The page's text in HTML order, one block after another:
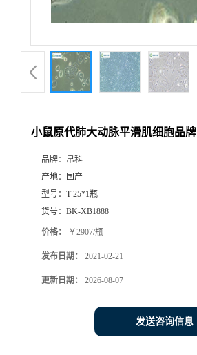
小鼠原代肺大动脉平滑肌细胞品牌
品牌： 帛科
产地：
国产
型号： T-25*1瓶
货号： BK-XB1888
价格： ￥2907/瓶
发布日期： 2021-02-21
更新日期： 2026-08-07
发送咨询信息